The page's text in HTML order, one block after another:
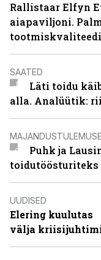
Rallistaar Elfyn
aiapaviljoni.
SAATED
Läti toidu
alla. Analüütik:
Puhk ja
toidutöösturiteks
UUDISED
Elering kuulutas
välja